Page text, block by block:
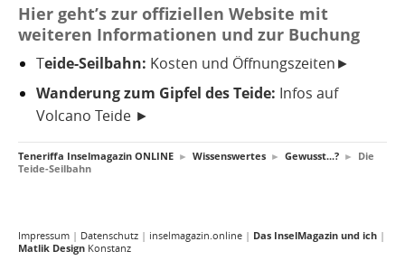
Hier geht’s zur offiziellen Website mit
weiteren Informationen und zur Buchung
Teide-Seilbahn: Kosten und Öffnungszeiten►
Wanderung zum Gipfel des Teide: Infos auf
Volcano Teide ►
Teneriffa Inselmagazin ONLINE ► Wissenswertes ► Gewusst...? ► Die
Teide-Seilbahn
Impressum | Datenschutz | inselmagazin.online | Das InselMagazin und ich |
Matlik Design Konstanz